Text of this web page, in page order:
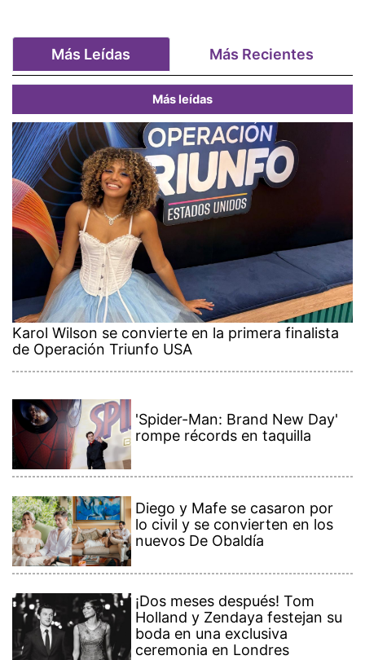
Más Leídas Más Recientes
Más leídas
Karol Wilson se convierte en la primera finalista
de Operación Triunfo USA
'Spider-Man: Brand New Day'
rompe récords en taquilla
Diego y Mafe se casaron por
lo civil y se convierten en los
nuevos De Obaldía
¡Dos meses después! Tom
Holland y Zendaya festejan su
boda en una exclusiva
ceremonia en Londres